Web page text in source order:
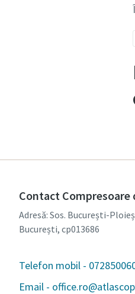
Contact Compresoare
Adresă: Sos. București-
București, cp013686
Telefon mobil -
Email -